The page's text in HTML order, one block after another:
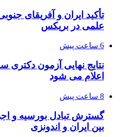
تأکید ایران و آفریقای
علمی در بریکس
6 ساعت پیش
اعلام می شود
8 ساعت پیش
گسترش تبادل بورسیه و
بین ایران و اندونزی